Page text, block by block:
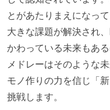
いく姿勢が根付い
ユーザーのニーズ
ムのメンバーが、
る
1年以内に、技術
や、古くなったツ
トムアップで実施
とがあたりまえになっ
大きな課題が解決され
かわっている未来もある
メドレーはそのような
モノ作りの力を信じ「
挑戦します。